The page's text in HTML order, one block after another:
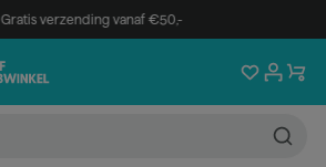
Gratis verzending vanaf €50,-